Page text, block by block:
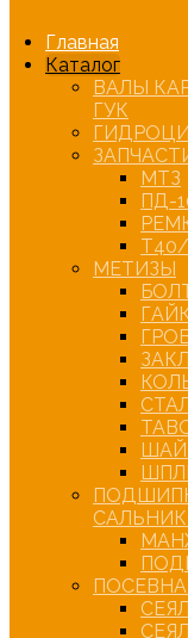
Главная
Каталог
ВАЛЫ
ГУК
МТЗ
ПД-
МЕТИЗЫ